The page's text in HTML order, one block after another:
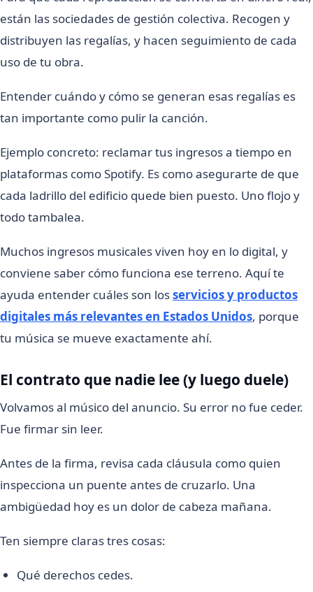
están las sociedades de gestión colectiva. Recogen y
distribuyen las regalías, y hacen seguimiento de cada
uso de tu obra.
Entender cuándo y cómo se generan esas regalías es
tan importante como pulir la canción.
Ejemplo concreto: reclamar tus ingresos a tiempo en
plataformas como Spotify. Es como asegurarte de que
cada ladrillo del edificio quede bien puesto. Uno flojo y
todo tambalea.
Muchos ingresos musicales viven hoy en lo digital, y
conviene saber cómo funciona ese terreno. Aquí te
ayuda entender cuáles son losservicios y productos
digitales más relevantes en Estados Unidos, porque
tu música se mueve exactamente ahí.
El contrato que nadie lee (y luego duele)
Volvamos al músico del anuncio. Su error no fue ceder.
Fue firmar sin leer.
Antes de la firma, revisa cada cláusula como quien
inspecciona un puente antes de cruzarlo. Una
ambigüedad hoy es un dolor de cabeza mañana.
Ten siempre claras tres cosas:
Qué derechos cedes.